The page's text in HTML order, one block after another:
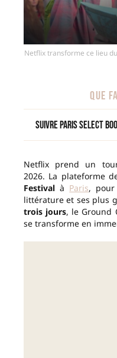
Netflix transforme ce lieu
QUE
Suivre Paris Select
Netflix prend un
2026. La plateforme
Festival à Paris,
littérature et ses plus
trois jours, le Ground
se transforme en